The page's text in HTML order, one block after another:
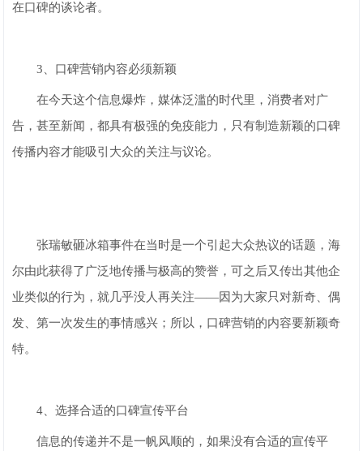
在口碑的谈论者。
3、口碑营销内容必须新颖
在今天这个信息爆炸，媒体泛滥的时代里，消费者对广
告，甚至新闻，都具有极强的免疫能力，只有制造新颖的口碑
传播内容才能吸引大众的关注与议论。
张瑞敏砸冰箱事件在当时是一个引起大众热议的话题，海
尔由此获得了广泛地传播与极高的赞誉，可之后又传出其他企
业类似的行为，就几乎没人再关注——因为大家只对新奇、偶
发、第一次发生的事情感兴；所以，口碑营销的内容要新颖奇
特。
4、选择合适的口碑宣传平台
信息的传递并不是一帆风顺的，如果没有合适的宣传平